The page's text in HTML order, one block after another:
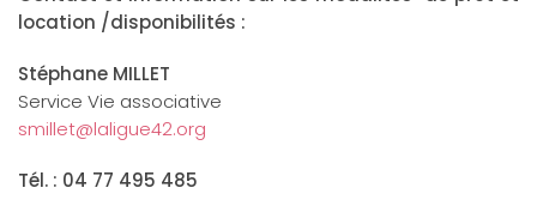
location /disponibilités :
Stéphane MILLET
Service Vie associative
smillet@laligue42.org
Tél. : 04 77 495 485